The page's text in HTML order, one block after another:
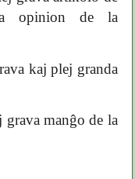
opinion de la
kaj plej granda
grava manĝo de la